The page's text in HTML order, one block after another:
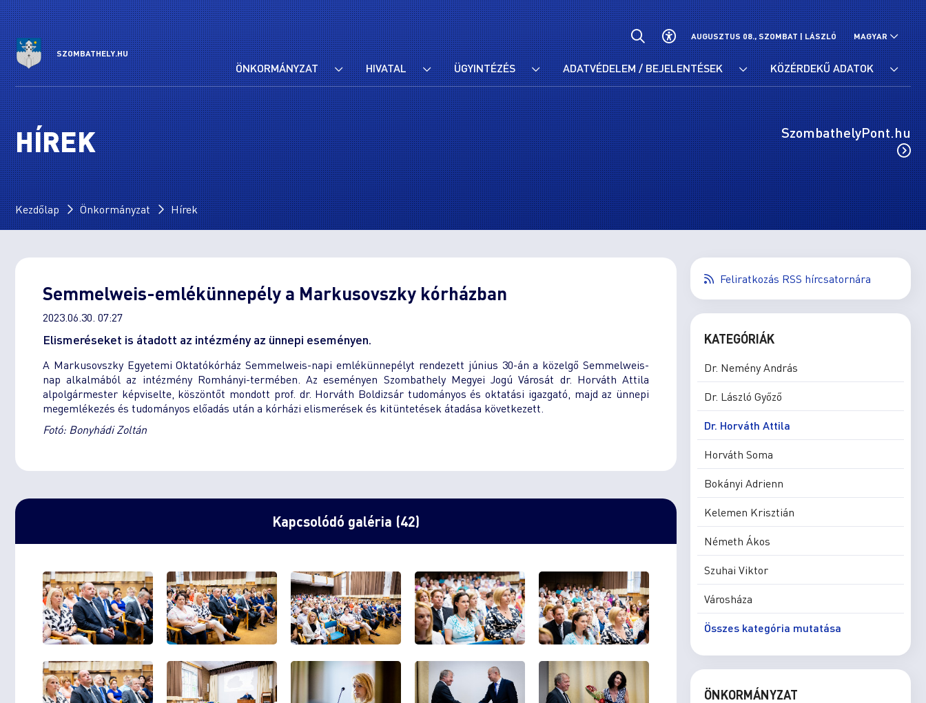
SZOMBATHELY.HU
AUGUSZTUS 08., SZOMBAT |LÁSZLÓ MAGYAR
ÖNKORMÁNYZAT HIVATAL ÜGYINTÉZÉS ADATVÉDELEM / BEJELENTÉSEK KÖZÉRDEKŰ ADATOK
HÍREK SzombathelyPont.hu
Kezdőlap Önkormányzat Hírek
Semmelweis-emlékünnepély a Markusovszky kórházban
2023.06.30. 07:27
Elismeréseket is átadott az intézmény az ünnepi eseményen.
A Markusovszky Egyetemi Oktatókórház Semmelweis-napi emlékünnepélyt rendezett június 30-án a közelgő Semmelweis-
nap alkalmából az intézmény Romhányi-termében. Az eseményen Szombathely Megyei Jogú Városát dr. Horváth Attila
alpolgármester képviselte, köszöntőt mondott prof. dr. Horváth Boldizsár tudományos és oktatási igazgató, majd az ünnepi
megemlékezés és tudományos előadás után a kórházi elismerések és kitüntetések átadása következett.
Fotó: Bonyhádi Zoltán
Kapcsolódó galéria (42)
Feliratkozás RSS hírcsatornára
KATEGÓRIÁK
Dr. Nemény András
Dr. László Győző
Dr. Horváth Attila
Horváth Soma
Bokányi Adrienn
Kelemen Krisztián
Németh Ákos
Szuhai Viktor
Városháza
Összes kategória mutatása
ÖNKORMÁNYZAT